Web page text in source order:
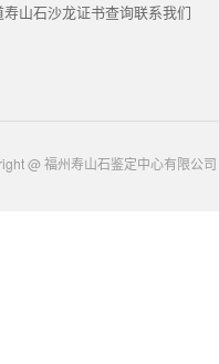
寿山石沙龙证书查询联系我们
@ 福州寿山石鉴定中心有限公